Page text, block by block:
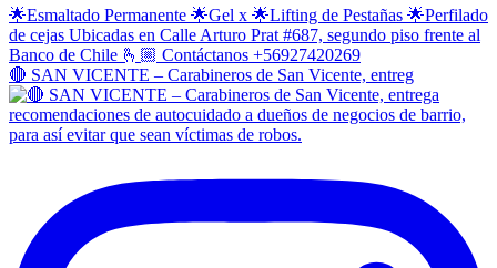
🔴 SAN VICENTE – Carabineros de San Vicente, entreg